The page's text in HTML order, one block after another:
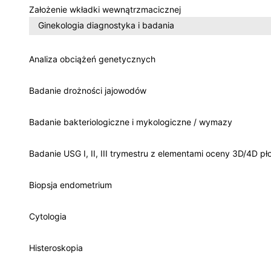
Założenie wkładki wewnątrzmacicznej
Ginekologia diagnostyka i badania
Analiza obciążeń genetycznych
Badanie drożności jajowodów
Badanie bakteriologiczne i mykologiczne / wymazy
Badanie USG I, II, III trymestru z elementami oceny 3D/4D
Biopsja endometrium
Cytologia
Histeroskopia